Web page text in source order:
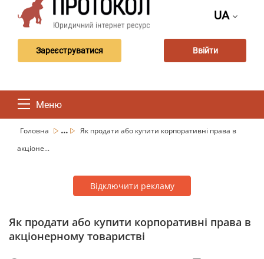
UA
Зареєструватися Ввійти
Меню
Головна ...
Як продати або купити корпоративні права в
акціоне...
Відключити рекламу
Як продати або купити корпоративні права в
акціонерному товаристві